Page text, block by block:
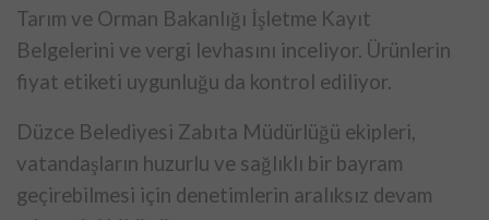
Tarım ve Orman Bakanlığı İşletme Kayıt
Belgelerini ve vergi levhasını inceliyor. Ürünlerin
fiyat etiketi uygunluğu da kontrol ediliyor.
Düzce Belediyesi Zabıta Müdürlüğü ekipleri,
vatandaşların huzurlu ve sağlıklı bir bayram
geçirebilmesi için denetimlerin aralıksız devam